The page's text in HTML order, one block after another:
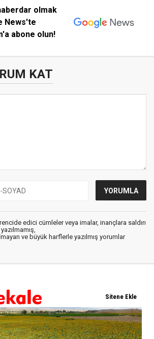
olmak
News'te
abone olun!
KAT
edici cümleler veya imalar, inançlara saldırı
ve büyük harflerle yazılmış yorumlar